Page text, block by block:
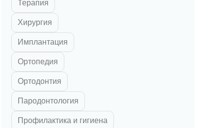
зубов
челюсти
E-max
Терапия
Хирургия
Имплантация
Ортопедия
Ортодонтия
Пародонтология
Профилактика и гигиена